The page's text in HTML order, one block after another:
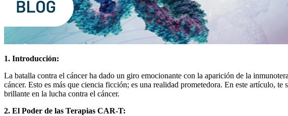
1. Introducción:
La batalla contra el cáncer ha dado un giro emocionante con la aparición de la
cáncer. Esto es más que ciencia ficción; es una realidad prometedora. En este artículo,
brillante en la lucha contra el cáncer.
2. El Poder de las Terapias CAR-T: